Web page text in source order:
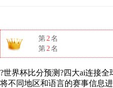
第2名
第2名
?世界杯比分预测?四大ai连接全
将不同地区和语言的赛事信息